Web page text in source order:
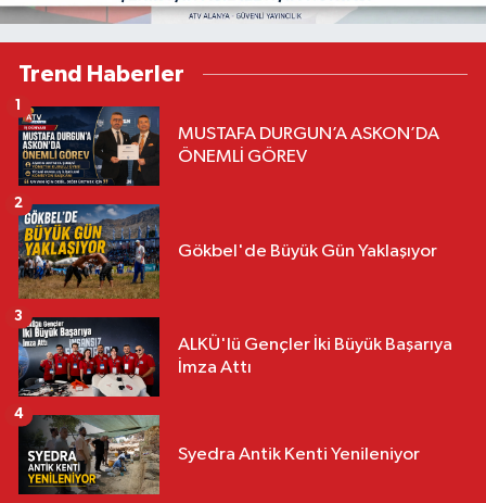
Trend Haberler
MUSTAFA DURGUN’A ASKON’DA
ÖNEMLİ GÖREV
1
Gökbel'de Büyük Gün Yaklaşıyor
2
ALKÜ'lü Gençler İki Büyük Başarıya
İmza Attı
3
Syedra Antik Kenti Yenileniyor
4